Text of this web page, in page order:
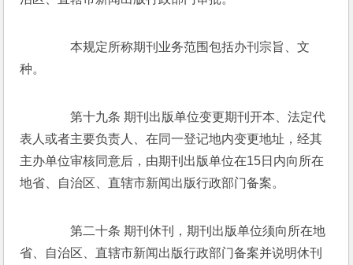
本规定所称期刊业务范围包括办刊宗旨、文
种。
第十九条 期刊出版单位变更期刊开本、法定代
表人或者主要负责人、在同一登记地内变更地址，经其
主办单位审核同意后，由期刊出版单位在15日内向所在
地省、自治区、直辖市新闻出版行政部门备案。
第二十条 期刊休刊，期刊出版单位须向所在地
省、自治区、直辖市新闻出版行政部门备案并说明休刊